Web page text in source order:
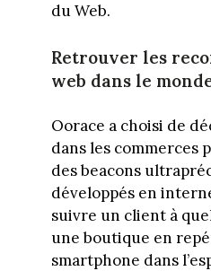
du Web.
Retrouver les
web dans le
Oorace a choisi de
dans les commerces
des beacons
développés en
suivre un client à
une boutique en
smartphone dans